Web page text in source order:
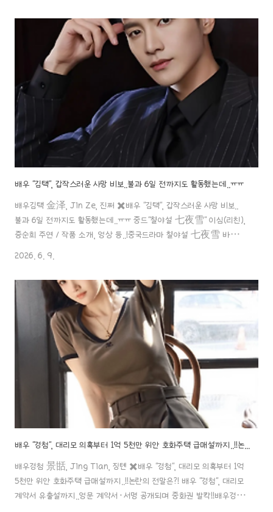
역대급 예고에 발칵 뒤집힌 팬들..! 배우"왕초연" 건강 적신호..ㄷㄷ라이브
직전 쓰러진 이유, 사실은 빙산의 일각..!배우왕초연 王楚然, Wang
Churan, 왕추란 제 2의 유역비 ‘왕초연’ (王楚然, Churan Wang)
왕초연 (王楚然, Churan Wang) 요즘 떠오르는 핫한 그녀죠. ‘옥골
요’ ‘청설니희..
배우 "김택", 갑작스러운 사망 비보..불과 6일 전까지도 활동했는데..ㅠㅠ
배우김택 金泽, Jin Ze, 진쩌 ✖️배우 "김택", 갑작스러운 사망 비보..
불과 6일 전까지도 활동했는데..ㅠㅠ 중드"칠야설 七夜雪" 이심(리친),
증순희 주연 / 작품 소개, 영상 등..!중국드라마 칠야설 七夜雪 바르고
수가 없죠..!aaa888000.com 중국 연예계에 안타까운 소식이 전해
졌어요..김택(진쩌) 배우가 지난 6월 4일 세상을 떠났다는 사실이 알려
지면서 많은 팬들이 충격에 빠졌는데요. 향년 33세이라고 하죠.특히 불
과 며칠 전까지만 해도 SNS에 영상을 올리며 활발하게 활동하던 모습
이 공개됐던 터라 안타까움이 더욱 커지고 있다..
2026. 6. 9.
배우경첨 景甛, Jing Tian, 징톈 ✖️배우 "경첨", 대리모 의혹부터 1억
5천만 위안 호화주택 급매설까지..!!논란의 전말은?! 배우 "경첨", 대리모
계약서 유출설까지..영문 계약서·서명 공개되며 중화권 발칵!!배우경첨